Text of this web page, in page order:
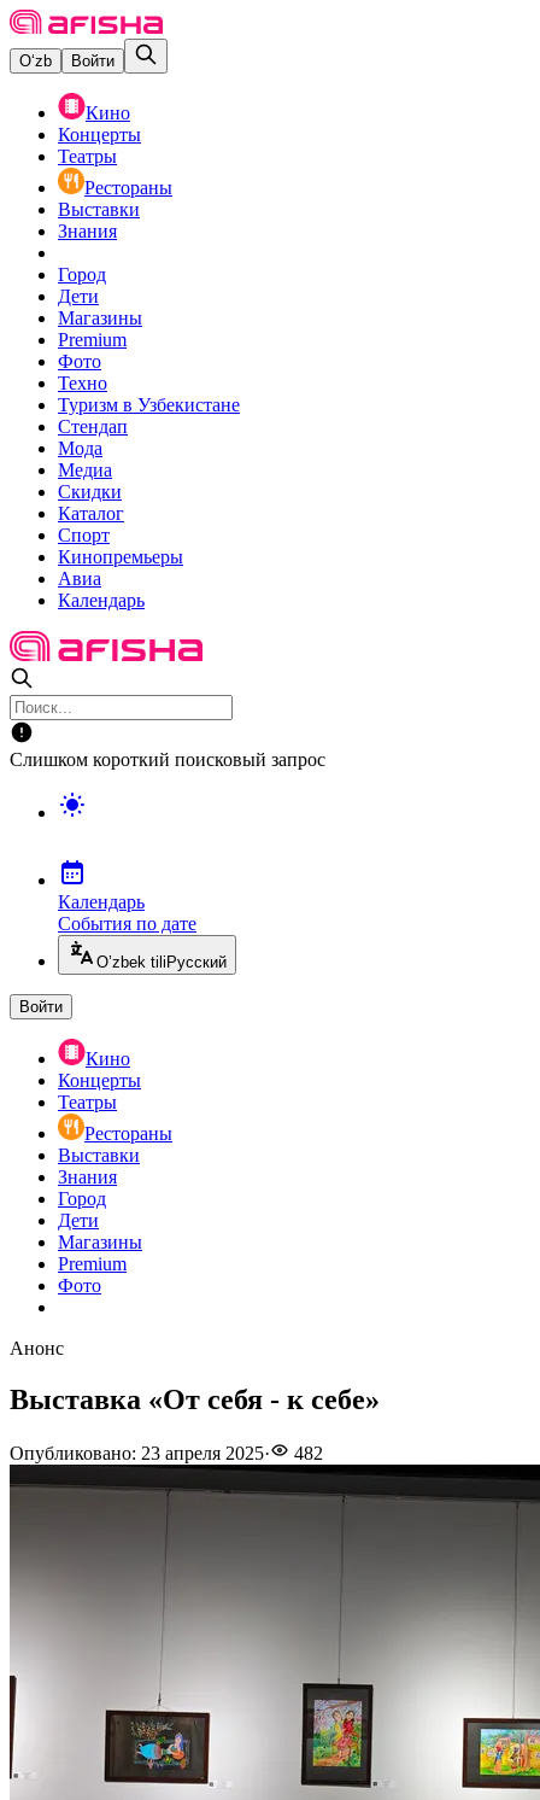
O‘zb Войти
Кино
Концерты
Театры
Рестораны
Выставки
Знания
Город
Дети
Магазины
Premium
Фото
Техно
Туризм в Узбекистане
Стендап
Мода
Медиа
Скидки
Каталог
Спорт
Кинопремьеры
Авиа
Календарь
Слишком короткий поисковый запрос
Календарь
События по дате
O’zbek tili Русский
Войти
Кино
Концерты
Театры
Рестораны
Выставки
Знания
Город
Дети
Магазины
Premium
Фото
Анонс
Выставка «От себя - к себе»
Опубликовано: 23 апреля 2025· 482